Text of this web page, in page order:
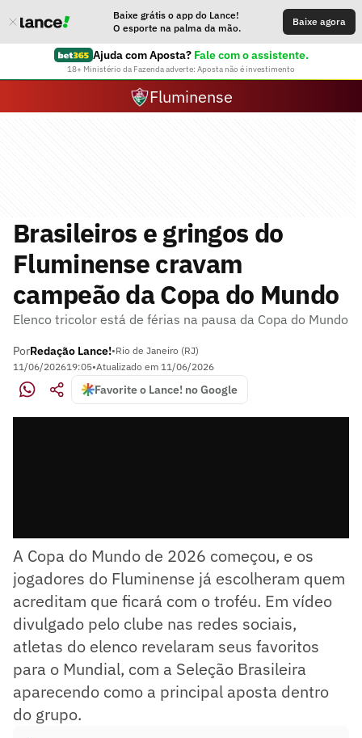
Baixe grátis o app do Lance!
O esporte na palma da mão.
Baixe agora
Ajuda com Aposta? Fale com o assistente.
18+ Ministério da Fazenda adverte: Aposta não é investimento
Fluminense
Brasileiros e gringos do
Fluminense cravam
campeão da Copa do Mundo
Elenco tricolor está de férias na pausa da Copa do Mundo
PorRedação Lance!•Rio de Janeiro (RJ)
11/06/202619:05•Atualizado em 11/06/2026
Favorite o Lance! no Google
A Copa do Mundo de 2026 começou, e os
jogadores do Fluminense já escolheram quem
acreditam que ficará com o troféu. Em vídeo
divulgado pelo clube nas redes sociais,
atletas do elenco revelaram seus favoritos
para o Mundial, com a Seleção Brasileira
aparecendo como a principal aposta dentro
do grupo.